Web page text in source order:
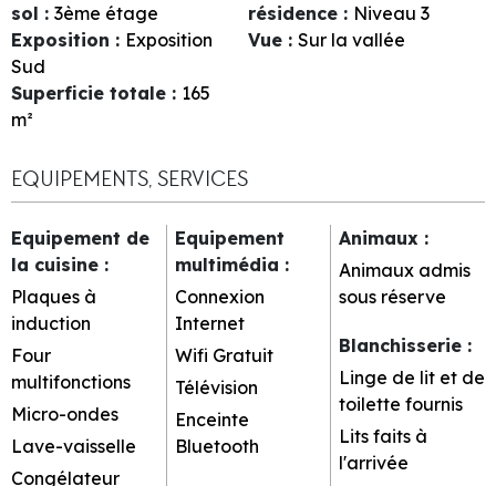
sol : 3ème étage
résidence : Niveau 3
Exposition : Exposition
Sud
Vue : Sur la vallée
Superficie totale : 165
m²
EQUIPEMENTS, SERVICES
Equipement de
la cuisine :
Plaques à
induction
Four
multifonctions
Micro-ondes
Lave-vaisselle
Congélateur
Equipement
multimédia :
Connexion
Internet
Wifi Gratuit
Télévision
Enceinte
Bluetooth
Animaux :
Animaux admis
sous réserve
Blanchisserie :
Linge de lit et de
toilette fournis
Lits faits à
l'arrivée